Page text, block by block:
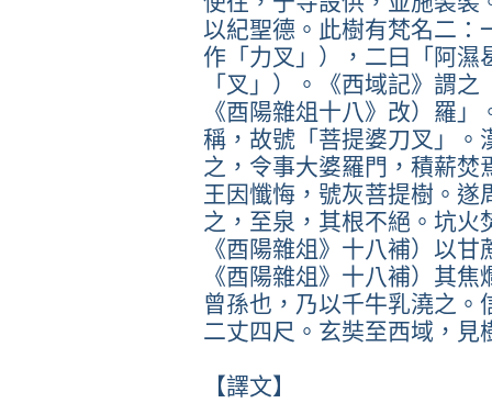
以紀聖德。此樹有梵名二：
作「力叉」），二曰「阿濕
「叉」）。《西域記》謂
《酉陽雜俎十八》改）羅
稱，故號「菩提婆刀叉」。
之，令事大婆羅門，積薪焚
王因懺悔，號灰菩提樹。遂
之，至泉，其根不絕。坑火
《酉陽雜俎》十八補）以
《酉陽雜俎》十八補）其
曾孫也，乃以千牛乳澆之。
二丈四尺。玄奘至西域，見
【譯文】